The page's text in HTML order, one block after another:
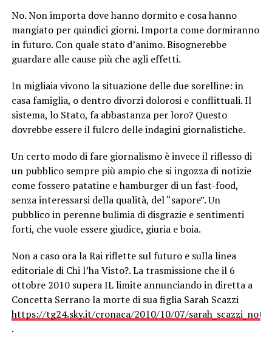
No. Non importa dove hanno dormito e cosa hanno
mangiato per quindici giorni. Importa come dormiranno
in futuro. Con quale stato d’animo. Bisognerebbe
guardare alle cause più che agli effetti.
In migliaia vivono la situazione delle due sorelline: in
casa famiglia, o dentro divorzi dolorosi e conflittuali. Il
sistema, lo Stato, fa abbastanza per loro? Questo
dovrebbe essere il fulcro delle indagini giornalistiche.
Un certo modo di fare giornalismo è invece il riflesso di
un pubblico sempre più ampio che si ingozza di notizie
come fossero patatine e hamburger di un fast-food,
senza interessarsi della qualità, del “sapore”. Un
pubblico in perenne bulimia di disgrazie e sentimenti
forti, che vuole essere giudice, giuria e boia.
Non a caso ora la Rai riflette sul futuro e sulla linea
editoriale di Chi l’ha Visto?. La trasmissione che il 6
ottobre 2010 supera IL limite annunciando in diretta a
Concetta Serrano la morte di sua figlia Sarah Scazzi
https://tg24.sky.it/cronaca/2010/10/07/
.